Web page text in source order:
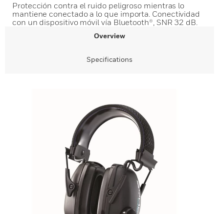
Protección contra el ruido peligroso mientras lo
mantiene conectado a lo que importa. Conectividad
con un dispositivo móvil vía Bluetooth®, SNR 32 dB.
Overview
Specifications